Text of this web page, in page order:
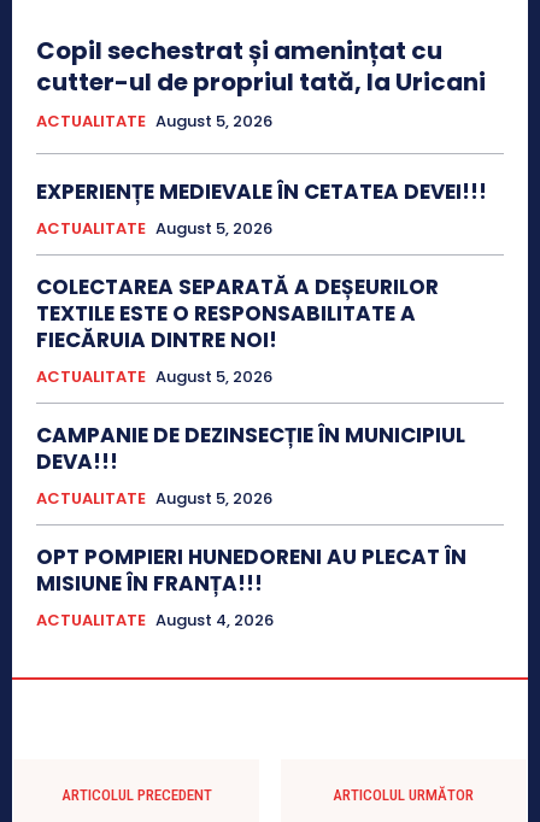
Copil sechestrat și amenințat cu
cutter-ul de propriul tată, la Uricani
ACTUALITATE August 5, 2026
EXPERIENȚE MEDIEVALE ÎN CETATEA DEVEI!!!
ACTUALITATE August 5, 2026
COLECTAREA SEPARATĂ A DEȘEURILOR
TEXTILE ESTE O RESPONSABILITATE A
FIECĂRUIA DINTRE NOI!
ACTUALITATE August 5, 2026
CAMPANIE DE DEZINSECȚIE ÎN MUNICIPIUL
DEVA!!!
ACTUALITATE August 5, 2026
OPT POMPIERI HUNEDORENI AU PLECAT ÎN
MISIUNE ÎN FRANȚA!!!
ACTUALITATE August 4, 2026
ARTICOLUL PRECEDENT ARTICOLUL URMĂTOR